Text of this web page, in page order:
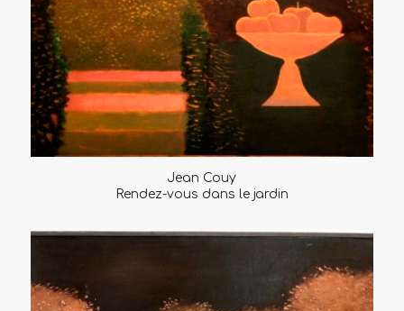
Jean Couy
Rendez-vous dans le jardin